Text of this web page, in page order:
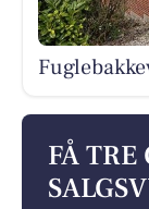
FÅ TRE